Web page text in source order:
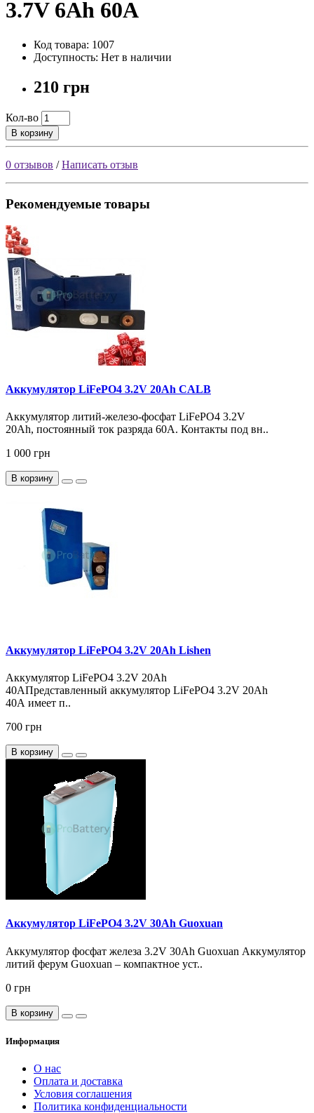
3.7V 6Ah 60A
Код товара: 1007
Доступность: Нет в наличии
210 грн
Кол-во
В корзину
0 отзывов /Написать отзыв
Рекомендуемые товары
Аккумулятор LiFePO4 3.2V 20Ah CALB
Аккумулятор литий-железо-фосфат LiFePO4 3.2V
20Ah, постоянный ток разряда 60А. Контакты под вн..
1 000 грн
В корзину
Аккумулятор LiFePO4 3.2V 20Ah Lishen
Аккумулятор LiFePO4 3.2V 20Ah
40АПредставленный аккумулятор LiFePO4 3.2V 20Ah
40А имеет п..
700 грн
В корзину
Аккумулятор LiFePO4 3.2V 30Ah Guoxuan
Аккумулятор фосфат железа 3.2V 30Ah Guoxuan Аккумулятор
литий ферум Guoxuan – компактное уст..
0 грн
В корзину
Информация
О нас
Оплата и доставка
Условия соглашения
Политика конфиденциальности